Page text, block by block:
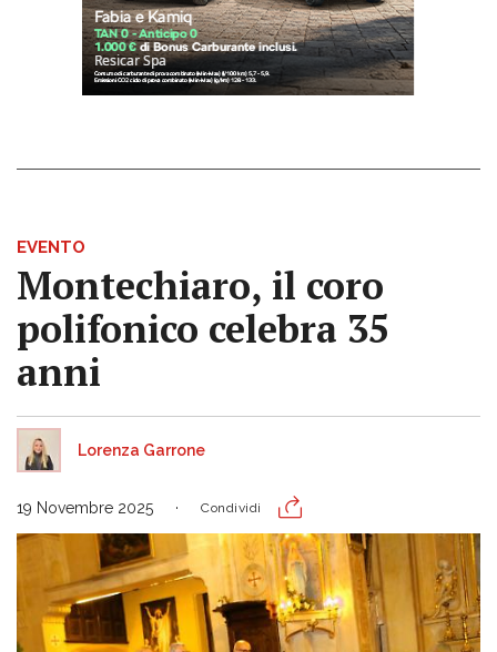
EVENTO
Montechiaro, il coro
polifonico celebra 35
anni
Lorenza Garrone
19 Novembre 2025 Condividi